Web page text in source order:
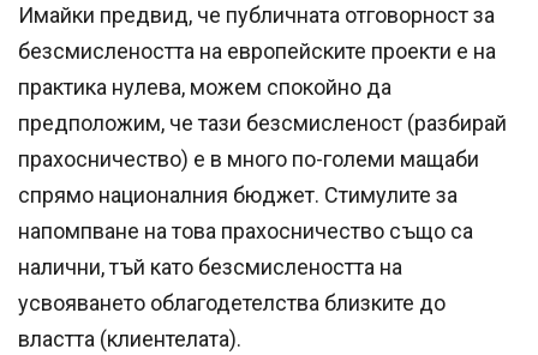
Имайки предвид, че публичната отговорност за
безсмислеността на европейските проекти е на
практика нулева, можем спокойно да
предположим, че тази безсмисленост (разбирай
прахосничество) е в много по-големи мащаби
спрямо националния бюджет. Стимулите за
напомпване на това прахосничество също са
налични, тъй като безсмислеността на
усвояването облагодетелства близките до
властта (клиентелата).